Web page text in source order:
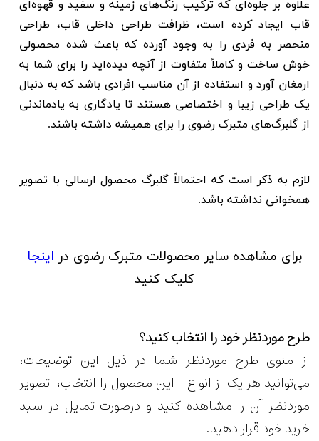
علاوه بر جلوه‌ای که ترکیب رنگ‌‌های زمینه و سفید و قهوه‌ای
قاب ایجاد کرده است، ظرافت طراحی داخلی قاب، طراحی
منحصر به فردی را به وجود آورده که باعث شده محصولی
خوش ساخت و کاملاً متفاوت از آنچه دیده‌اید را برای شما به
ارمغان آورد و استفاده از آن مناسب افرادی باشد که به دنبال
یک طراحی زیبا و اختصاصی هستند تا یادگاری به یادماندنی
از گلبرگ‌های متبرک رضوی را برای همیشه داشته باشند.
لازم به ذکر است که احتمالاً گلبرگ محصول ارسالی با تصویر
همخوانی نداشته باشد.
برای مشاهده سایر محصولات متبرک رضوی در اینجا
کلیک کنید
طرح موردنظر خود را انتخاب کنید؟
از منوی طرح موردنظر شما در ذیل این توضیحات،
می‌توانید هر یک از انواع این محصول را انتخاب، تصویر
موردنظر آن را مشاهده کنید و درصورت تمایل در سبد
خرید خود قرار دهید.